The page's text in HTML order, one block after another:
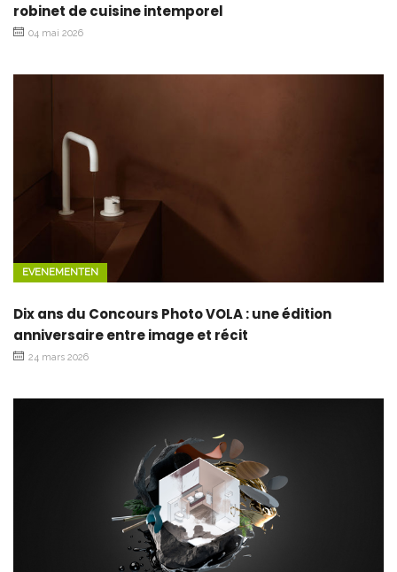
robinet de cuisine intemporel
04 mai 2026
EVENEMENTEN
Dix ans du Concours Photo VOLA : une édition
anniversaire entre image et récit
24 mars 2026